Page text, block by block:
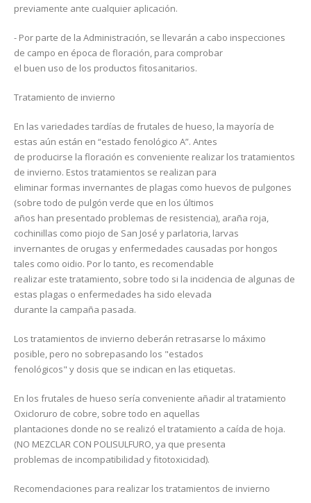
previamente ante cualquier aplicación.
- Por parte de la Administración, se llevarán a cabo inspecciones
de campo en época de floración, para comprobar
el buen uso de los productos fitosanitarios.
Tratamiento de invierno
En las variedades tardías de frutales de hueso, la mayoría de
estas aún están en “estado fenológico A”. Antes
de producirse la floración es conveniente realizar los tratamientos
de invierno. Estos tratamientos se realizan para
eliminar formas invernantes de plagas como huevos de pulgones
(sobre todo de pulgón verde que en los últimos
años han presentado problemas de resistencia), araña roja,
cochinillas como piojo de San José y parlatoria, larvas
invernantes de orugas y enfermedades causadas por hongos
tales como oidio. Por lo tanto, es recomendable
realizar este tratamiento, sobre todo si la incidencia de algunas de
estas plagas o enfermedades ha sido elevada
durante la campaña pasada.
Los tratamientos de invierno deberán retrasarse lo máximo
posible, pero no sobrepasando los "estados
fenológicos" y dosis que se indican en las etiquetas.
En los frutales de hueso sería conveniente añadir al tratamiento
Oxicloruro de cobre, sobre todo en aquellas
plantaciones donde no se realizó el tratamiento a caída de hoja.
(NO MEZCLAR CON POLISULFURO, ya que presenta
problemas de incompatibilidad y fitotoxicidad).
Recomendaciones para realizar los tratamientos de invierno